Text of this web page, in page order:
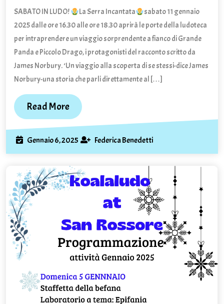
:
la
SABATO IN LUDO! La Serra Incantata
sabato 11 gennaio
2025 dalle ore 16.30 alle ore 18.30 aprirà le porte della ludoteca
per intraprendere un viaggio sorprendente a fianco di Grande
Panda e Piccolo Drago, i protagonisti del racconto scritto da
James Norbury. ‘Un viaggio alla scoperta di se stessi-dice James
Norbury-una storia che parli direttamente al […]
Read MoreRead
More
Gennaio 6, 2025 Gennaio
6,
Federica BenedettiFederica
Benedetti